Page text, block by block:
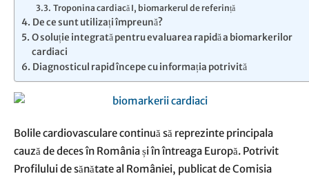
Troponina cardiacă I, biomarkerul de referință
De ce sunt utilizați împreună?
O soluție integrată pentru evaluarea rapidă a biomarkerilor
cardiaci
Diagnosticul rapid începe cu informația potrivită
Bolile cardiovasculare continuă să reprezinte principala
cauză de deces în România și în întreaga Europă. Potrivit
Profilului de sănătate al României, publicat de Comisia